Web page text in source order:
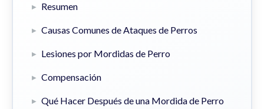
Resumen
Causas Comunes de Ataques de Perros
Lesiones por Mordidas de Perro
Compensación
Qué Hacer Después de una Mordida de Perro